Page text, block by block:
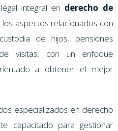
integral en derecho de
aspectos relacionados con
de hijos, pensiones
visitas, con un enfoque
a obtener el mejor
especializados en derecho
capacitado para gestionar